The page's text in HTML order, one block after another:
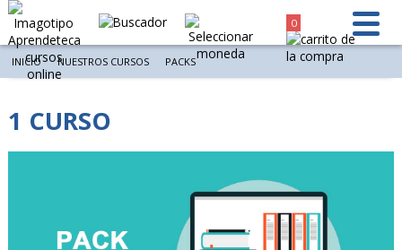
0
INICIO NUESTROS CURSOS PACKS
1 CURSO